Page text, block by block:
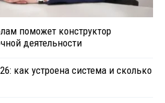
поможет конструктор
деятельности
как устроена система и сколько